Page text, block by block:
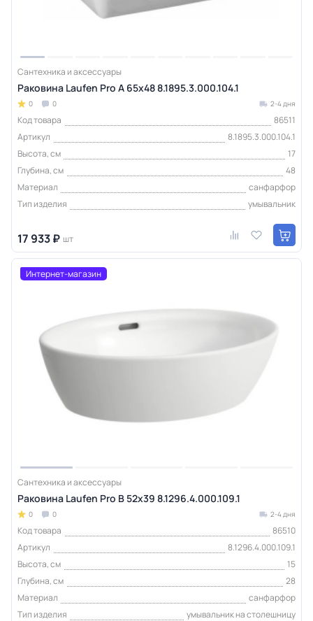
Сантехника и аксессуары
Раковина Laufen Pro A 65x48 8.1895.3.000.104.1
0 0 2-4 дня
Код товара
86511
Артикул
8.1895.3.000.104.1
Высота, см
17
Глубина, см
48
Материал
санфарфор
Тип изделия
умывальник
17 933 ₽ шт
Интернет-магазин
Сантехника и аксессуары
Раковина Laufen Pro B 52x39 8.1296.4.000.109.1
0 0 2-4 дня
Код товара
86510
Артикул
8.1296.4.000.109.1
Высота, см
15
Глубина, см
28
Материал
санфарфор
Тип изделия
умывальник на столешницу